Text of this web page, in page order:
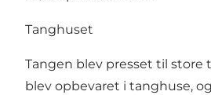
Tanghuset
Tangen blev presset til store
blev opbevaret i tanghuse,